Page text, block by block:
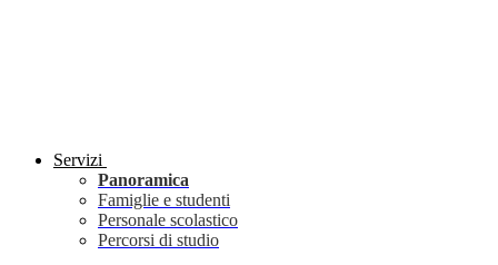
Servizi
Panoramica
Famiglie e studenti
Personale scolastico
Percorsi di studio